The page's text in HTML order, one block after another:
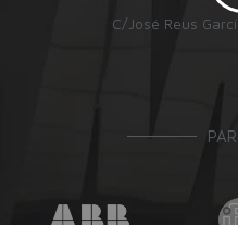
C/José Reus